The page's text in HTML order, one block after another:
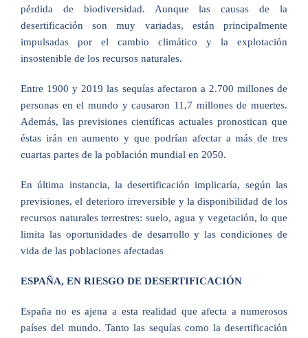
pérdida de biodiversidad. Aunque las causas de la
desertificación son muy variadas, están principalmente
impulsadas por el cambio climático y la explotación
insostenible de los recursos naturales.
Entre 1900 y 2019 las sequías afectaron a 2.700 millones de
personas en el mundo y causaron 11,7 millones de muertes.
Además, las previsiones científicas actuales pronostican que
éstas irán en aumento y que podrían afectar a más de tres
cuartas partes de la población mundial en 2050.
En última instancia, la desertificación implicaría, según las
previsiones, el deterioro irreversible y la disponibilidad de los
recursos naturales terrestres: suelo, agua y vegetación, lo que
limita las oportunidades de desarrollo y las condiciones de
vida de las poblaciones afectadas
ESPAÑA, EN RIESGO DE DESERTIFICACIÓN
España no es ajena a esta realidad que afecta a numerosos
países del mundo. Tanto las sequías como la desertificación